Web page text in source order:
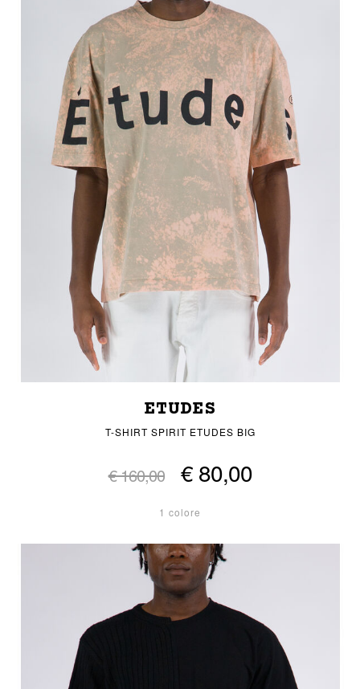
ETUDES
T-SHIRT SPIRIT ETUDES BIG
€ 160,00 € 80,00
1 colore